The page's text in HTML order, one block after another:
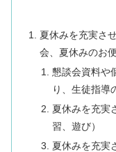
夏休みを充実さ
会、夏休みのお
懇談会資料や
り、生徒指導
夏休みを充
習、遊び）
夏休みを充